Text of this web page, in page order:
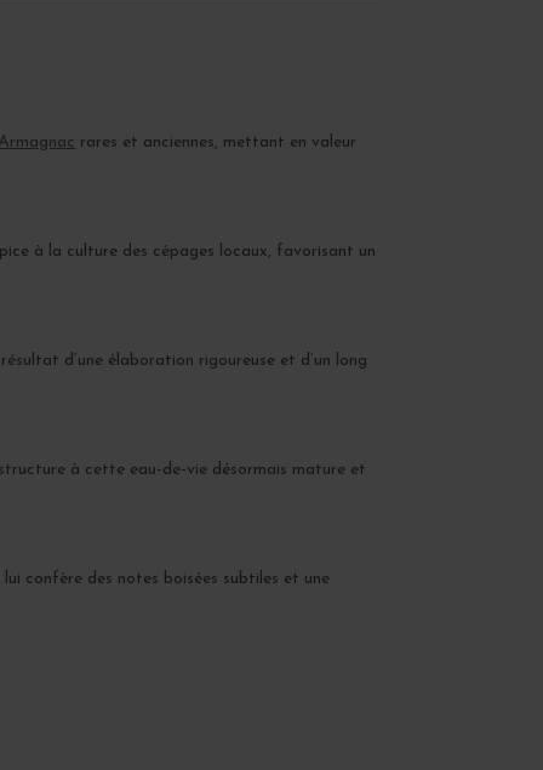
Armagnac rares et anciennes, mettant en valeur
à la culture des cépages locaux, favorisant un
d’une élaboration rigoureuse et d’un long
à cette eau-de-vie désormais mature et
confère des notes boisées subtiles et une